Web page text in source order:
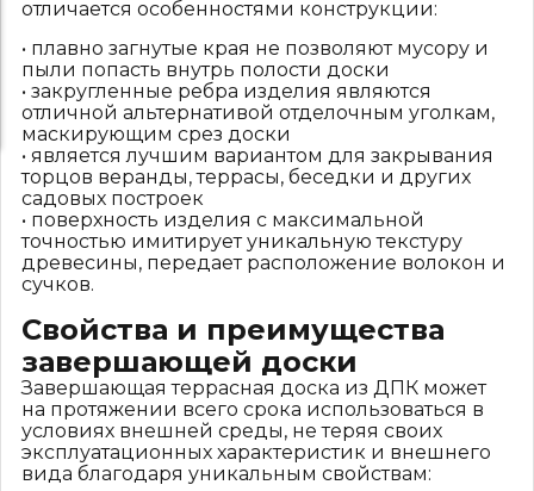
отличается особенностями конструкции:
• плавно загнутые края не позволяют мусору и
пыли попасть внутрь полости доски
• закругленные ребра изделия являются
отличной альтернативой отделочным уголкам,
маскирующим срез доски
• является лучшим вариантом для закрывания
торцов веранды, террасы, беседки и других
садовых построек
• поверхность изделия с максимальной
точностью имитирует уникальную текстуру
древесины, передает расположение волокон и
сучков.
Свойства и преимущества
завершающей доски
Завершающая террасная доска из ДПК может
на протяжении всего срока использоваться в
условиях внешней среды, не теряя своих
эксплуатационных характеристик и внешнего
вида благодаря уникальным свойствам: